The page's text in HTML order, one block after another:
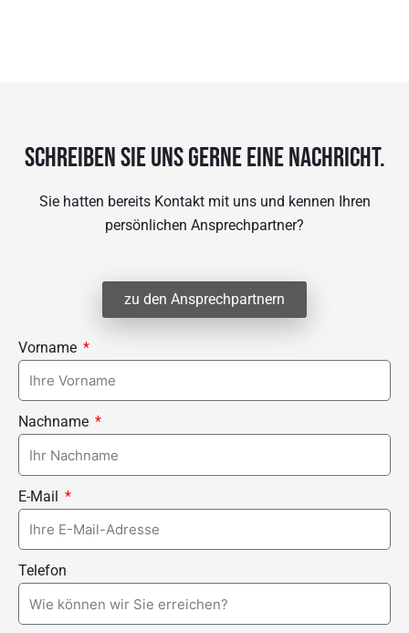
Vorname
Nachname
E-Mail
Telefon
Schreiben sie uns gerne eine Nachricht.
Sie hatten bereits Kontakt mit uns und kennen Ihren
persönlichen Ansprechpartner?
zu den Ansprechpartnern